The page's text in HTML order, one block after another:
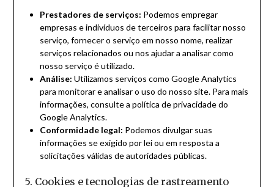
Prestadores de serviços: Podemos empregar
empresas e indivíduos de terceiros para facilitar nosso
serviço, fornecer o serviço em nosso nome, realizar
serviços relacionados ou nos ajudar a analisar como
nosso serviço é utilizado.
Análise: Utilizamos serviços como Google Analytics
para monitorar e analisar o uso do nosso site. Para mais
informações, consulte a política de privacidade do
Google Analytics.
Conformidade legal: Podemos divulgar suas
informações se exigido por lei ou em resposta a
solicitações válidas de autoridades públicas.
5. Cookies e tecnologias de rastreamento